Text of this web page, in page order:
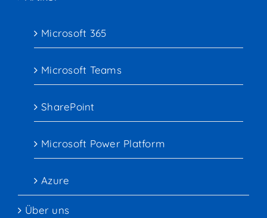
Microsoft 365
Microsoft Teams
SharePoint
Microsoft Power Platform
Azure
Über uns